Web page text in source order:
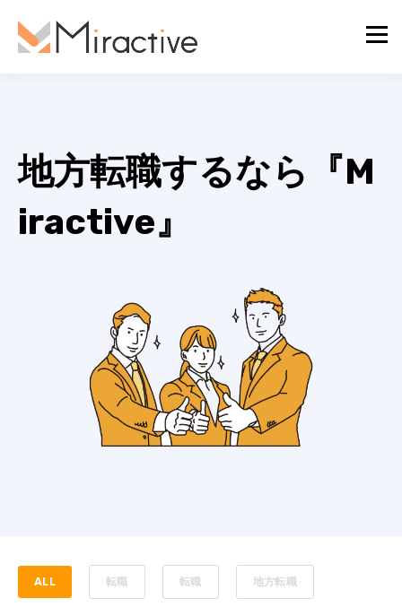
地方転職するなら『M
iractive』
ALL 転職 転職 地方転職